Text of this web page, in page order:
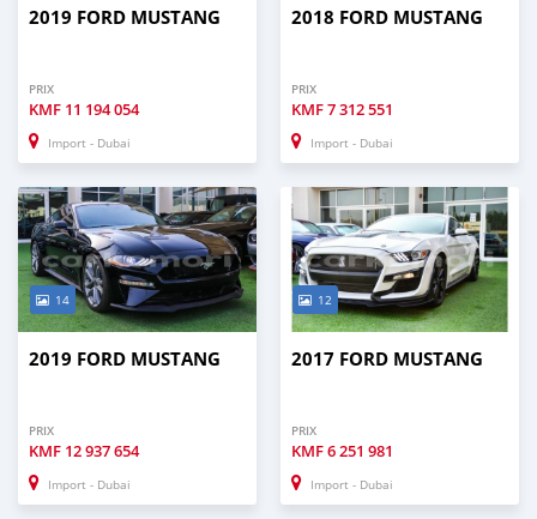
2019 FORD MUSTANG
PRIX
KMF 11 194 054
Import - Dubai
2018 FORD MUSTANG
PRIX
KMF7 312 551
Import - Dubai
14
2019 FORD MUSTANG
PRIX
KMF 12 937 654
Import - Dubai
12
2017 FORD MUSTANG
PRIX
KMF6 251 981
Import - Dubai